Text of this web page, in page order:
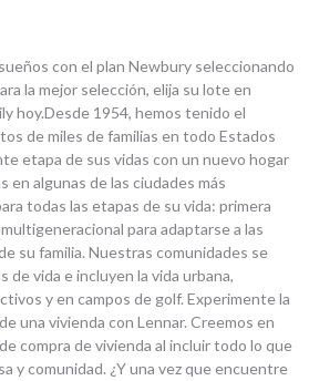
con el plan Newbury seleccionando
la mejor selección, elija su lote en
hoy.Desde 1954, hemos tenido el
de miles de familias en todo Estados
etapa de sus vidas con un nuevo hogar
en algunas de las ciudades más
todas las etapas de su vida: primera
para adaptarse a las
su familia. Nuestras comunidades se
de vida e incluyen la vida urbana,
y en campos de golf. Experimente la
una vivienda con Lennar. Creemos en
compra de vivienda al incluir todo lo que
y comunidad. ¿Y una vez que encuentre